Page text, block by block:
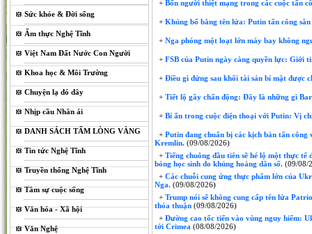
Sức khỏe & Đời sống
Ẩm thực Nghệ Tĩnh
Việt Nam Đất Nước Con Người
Khoa học & Môi Trường
Chuyện lạ đó đây
Nhịp cầu Nhân ái
DANH SÁCH TẤM LÒNG VÀNG
Tin tức Nghệ Tĩnh
Truyền thống Nghệ Tĩnh
Tâm sự cuộc sống
Văn hóa - Xã hội
Văn Nghệ
+ Bốn người thiệt mạng trong các cuộc tấn
+ Khủng bố bằng tên lửa: Putin tấn công
+ Nga phóng một loạt lớn máy bay không
+ FSB của Putin ngày càng quyền lực: Giới
+ Điều gì đứng sau khối tài sản bí mật được
+ Tiết lộ gây chấn động: Đây là những gì
+ Bí ẩn trong cuộc điện thoại với Putin: Vị
+ Putin đang chuẩn bị các kịch bản tấn
Kremlin. (09/08/2026)
+ Tiếng chuông đầu tiên sẽ hé lộ một thực
bóng học sinh do khủng hoảng dân số. (09/08/
+ Các chuỗi cung ứng thực phẩm lớn của
Nga. (09/08/2026)
+ Trump nói sẽ không cung cấp tên lửa
thỏa thuận (09/08/2026)
+ Đường cao tốc tiến vào vùng nguy hiểm:
tới Crimea (08/08/2026)